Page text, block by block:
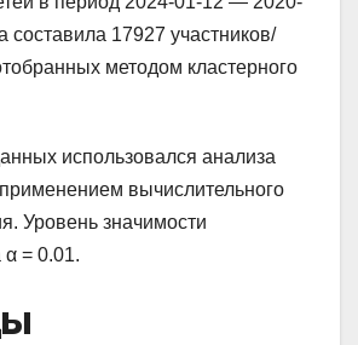
составила 17927 участников/
методом кластерного
использовался анализа
вычислительного
Уровень значимости
α = 0.01.